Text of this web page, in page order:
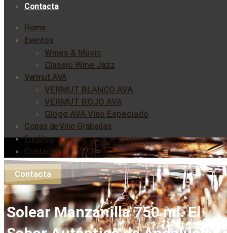
Contacta
Home
Eventos
Wines & Music
Classic Wine Jazz
Vermut AVA
VERMUT BLANCO AVA
VERMUT ROJO AVA
Glögg AVA Vino Especiado
Copas de Vino Grabadas
Enoblog
Contacta
Contacta
Solear Manzanilla 750 ml: El